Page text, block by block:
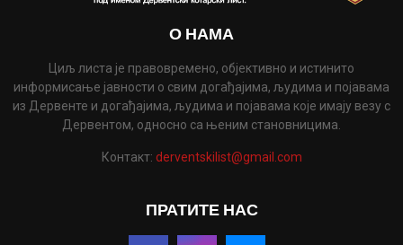
О НАМА
Циљ листа је правовремено, објективно и истинито
информисање јавности о свим догађајима, људима и појавама
из Дервенте и догађајима, људима и појавама које имају везу с
Дервентом, односно са њеним становницима.
Контакт: derventskilist@gmail.com
ПРАТИТЕ НАС